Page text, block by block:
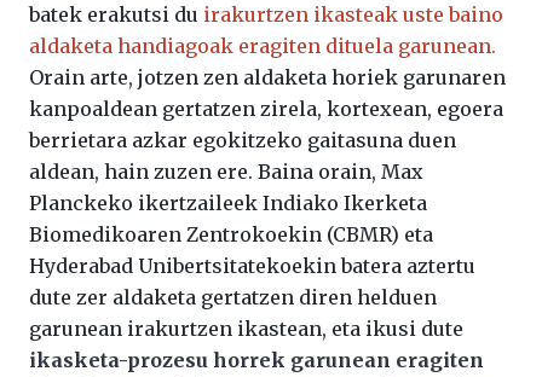
batek erakutsi du irakurtzen ikasteak uste baino
aldaketa handiagoak eragiten dituela garunean.
Orain arte, jotzen zen aldaketa horiek garunaren
kanpoaldean gertatzen zirela, kortexean, egoera
berrietara azkar egokitzeko gaitasuna duen
aldean, hain zuzen ere. Baina orain, Max
Planckeko ikertzaileek Indiako Ikerketa
Biomedikoaren Zentrokoekin (CBMR) eta
Hyderabad Unibertsitatekoekin batera aztertu
dute zer aldaketa gertatzen diren helduen
garunean irakurtzen ikastean, eta ikusi dute
ikasketa-prozesu horrek garunean eragiten